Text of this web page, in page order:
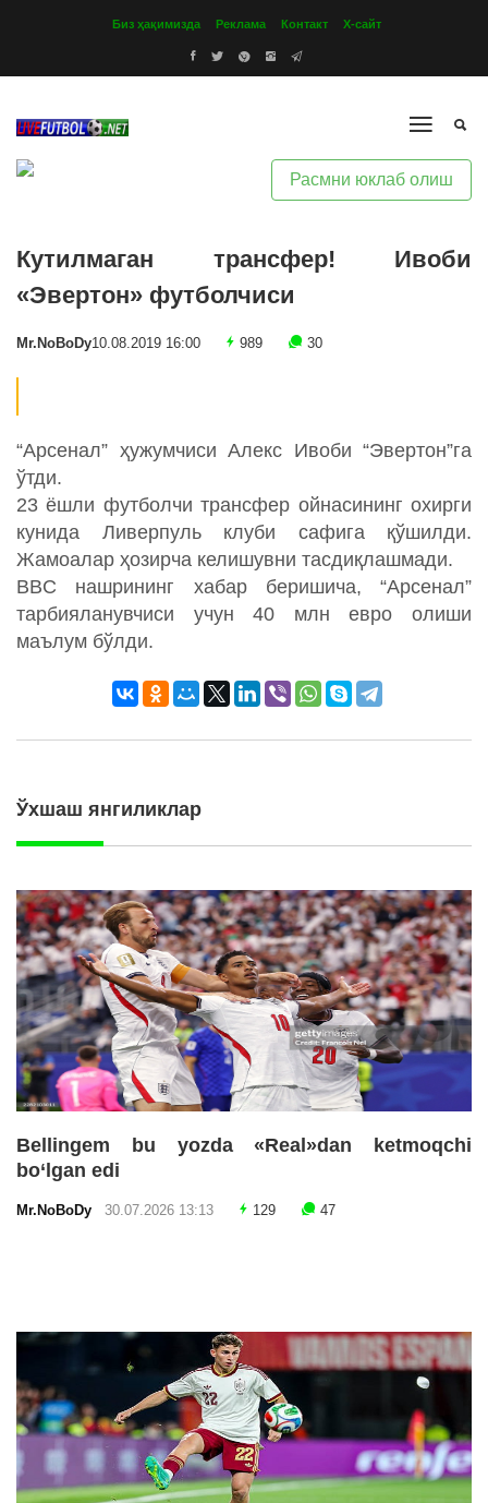
Биз ҳақимизда Реклама Контакт Х-сайт
Расмни юклаб олиш
Кутилмаган трансфер! Ивоби
«Эвертон» футболчиси
Mr.NoBoDy10.08.2019 16:00 989 30
“Арсенал” ҳужумчиси Алекс Ивоби “Эвертон”га
ўтди.
23 ёшли футболчи трансфер ойнасининг охирги
кунида Ливерпуль клуби сафига қўшилди.
Жамоалар ҳозирча келишувни тасдиқлашмади.
BBC нашрининг хабар беришича, “Арсенал”
тарбияланувчиси учун 40 млн евро олиши
маълум бўлди.
Ўхшаш янгиликлар
Bellingem bu yozda «Real»dan ketmoqchi
bo‘lgan edi
Mr.NoBoDy 30.07.2026 13:13 129 47